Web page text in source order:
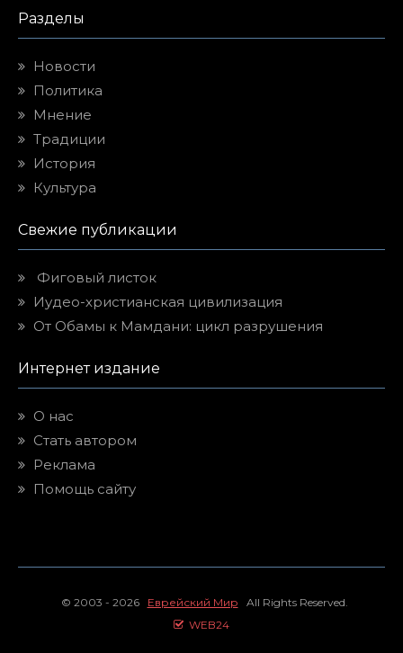
Разделы
Новости
Политика
Мнение
Традиции
История
Культура
Свежие публикации
Фиговый листок
Иудео-христианская цивилизация
От Обамы к Мамдани: цикл разрушения
Интернет издание
О нас
Стать автором
Реклама
Помощь сайту
© 2003 - 2026 Еврейский Мир All Rights Reserved.
WEB24